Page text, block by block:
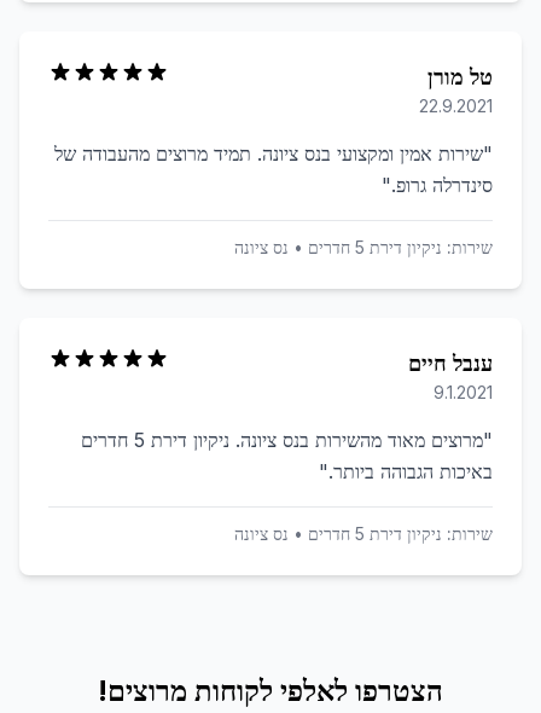
טל מורן
22.9.2021
"שירות אמין ומקצועי בנס ציונה. תמיד מרוצים מהעבודה של
סינדרלה גרופ."
שירות: ניקיון דירת 5 חדרים • נס ציונה
ענבל חיים
9.1.2021
"
מרוצים מאוד מהשירות בנס ציונה. ניקיון דירת 5 חדרים
באיכות הגבוהה ביותר."
שירות: ניקיון דירת 5 חדרים • נס ציונה
הצטרפו לאלפי לקוחות מרוצים!